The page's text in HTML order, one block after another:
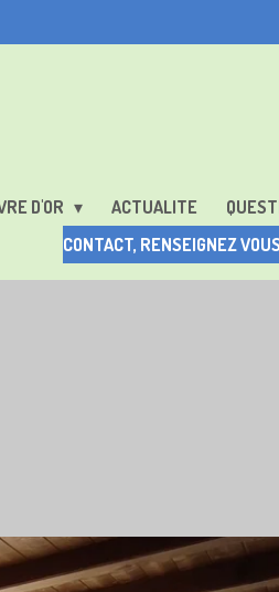
D'OR ACTUALITE
CONTACT, RENSEIGNEZ